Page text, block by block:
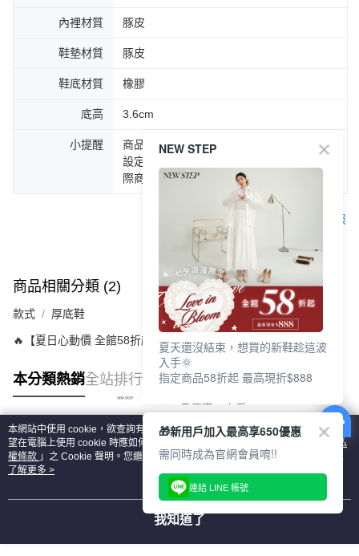
內裡材質 豚皮
鞋墊材質 豚皮
鞋底材質 橡膠
底高 3.6cm
小提醒
商品圖片顏色會因拍攝燈光環境或個人螢幕
設定不同，而造成部份色差現象，顏色以實
際商品為主。
客服
商品相關分類 (2)
款式 厚底鞋
🔥【夏日心動價 全館58折起 】
本分類熱銷全站排行
熱門標籤
本網站中使用 cookie，欲查詢有關本網站使用 cookie 方式之詳情，及若您不希
望在電腦上使用 cookie 時應如何變更電腦的 cookie 設定，請參閱本網站「
隱私
權條款 」之 Cookie 聲明。您繼續使用本網站即表示您同意本公司得按本網站使
用條款之 Cookie 聲明使用 cookie。
了解更多 >
我知道了
NEW STEP
夏天還沒結束，想買的新鞋趁這波
入手🌞
指定商品58折起 最高現折$888
🎉 8月優惠一次看
①LINE購物最高10%回饋
②每周限定品現折200
③指定商品58折起 最高現折$888
上班鞋、休閒鞋、涼鞋一次逛齊
好搭、出遊好走、聚會也漂亮
🎁新用戶加入最高享650優惠
需同時成為官網會員唷!!
連結 LINE 帳號